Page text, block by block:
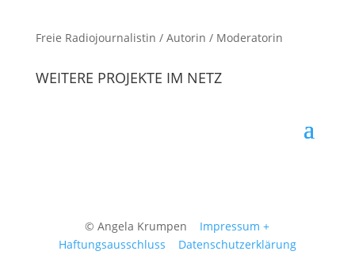
Freie Radiojournalistin / Autorin / Moderatorin
WEITERE PROJEKTE IM NETZ
© Angela Krumpen Impressum +
Haftungsausschluss
Datenschutzerklärung